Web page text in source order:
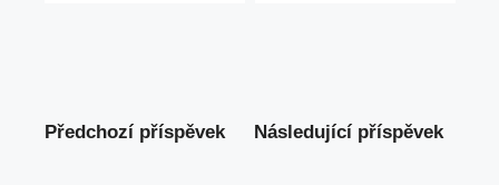
Předchozí příspěvek Následující příspěvek